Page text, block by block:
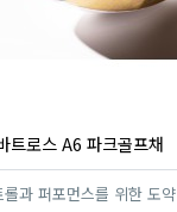
트로스 A6 파크골프채
롤과 퍼포먼스를 위한 도약